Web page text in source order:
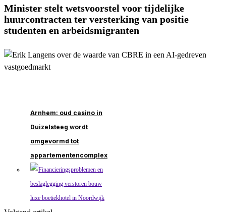
Arnhem: oud casino in
Duizelsteeg wordt
omgevormd tot
appartementencomplex
Minister stelt wetsvoorstel voor tijdelijke
huurcontracten ter versterking van positie
studenten en arbeidsmigranten